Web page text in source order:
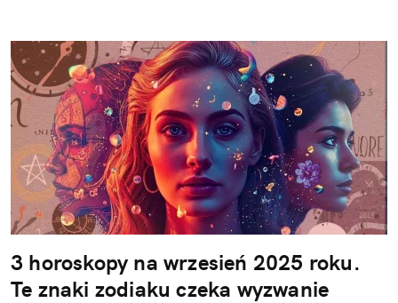
3 horoskopy na wrzesień 2025 roku.
Te znaki zodiaku czeka wyzwanie